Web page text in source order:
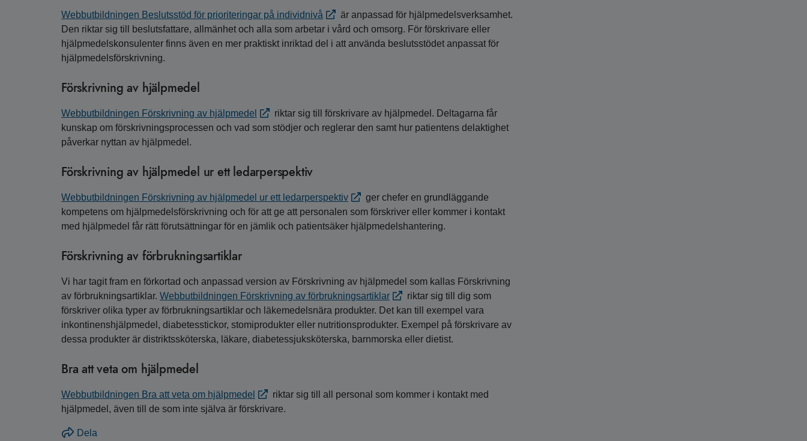
Webbutbildningen Beslutsstöd för prioriteringar på individnivå
är anpassad för hjälpmedelsverksamhet.
Den riktar sig till beslutsfattare, allmänhet och alla som arbetar i vård och omsorg. För förskrivare eller
hjälpmedelskonsulenter finns även en mer praktiskt inriktad del i att använda beslutsstödet anpassat för
hjälpmedelsförskrivning.
Förskrivning av hjälpmedel
Webbutbildningen Förskrivning av hjälpmedel
riktar sig till förskrivare av hjälpmedel. Deltagarna får
kunskap om förskrivningsprocessen och vad som stödjer och reglerar den samt hur patientens delaktighet
påverkar nyttan av hjälpmedel.
Förskrivning av hjälpmedel ur ett ledarperspektiv
Webbutbildningen Förskrivning av hjälpmedel ur ett ledarperspektiv
ger chefer en grundläggande
kompetens om hjälpmedelsförskrivning och för att ge att personalen som förskriver eller kommer i kontakt
med hjälpmedel får rätt förutsättningar för en jämlik och patientsäker hjälpmedelshantering.
Förskrivning av förbrukningsartiklar
Vi har tagit fram en förkortad och anpassad version av Förskrivning av hjälpmedel som kallas Förskrivning
av förbrukningsartiklar. Webbutbildningen Förskrivning av förbrukningsartiklar
riktar sig till dig som
förskriver olika typer av förbrukningsartiklar och läkemedelsnära produkter. Det kan till exempel vara
inkontinenshjälpmedel, diabetesstickor, stomiprodukter eller nutritionsprodukter. Exempel på förskrivare av
dessa produkter är distriktssköterska, läkare, diabetessjuksköterska, barnmorska eller dietist.
Bra att veta om hjälpmedel
Webbutbildningen Bra att veta om hjälpmedel
riktar sig till all personal som kommer i kontakt med
hjälpmedel, även till de som inte själva är förskrivare.
Dela